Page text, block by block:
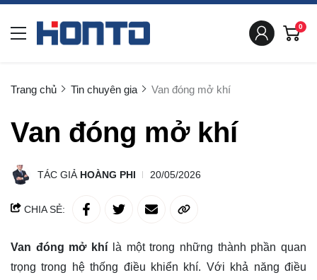
0
Trang chủ Tin chuyên gia Van đóng mở khí
Van đóng mở khí
TÁC GIẢ HOÀNG PHI 20/05/2026
CHIA SẺ:
Van đóng mở khí là một trong những thành phần quan
trọng trong hệ thống điều khiển khí. Với khả năng điều